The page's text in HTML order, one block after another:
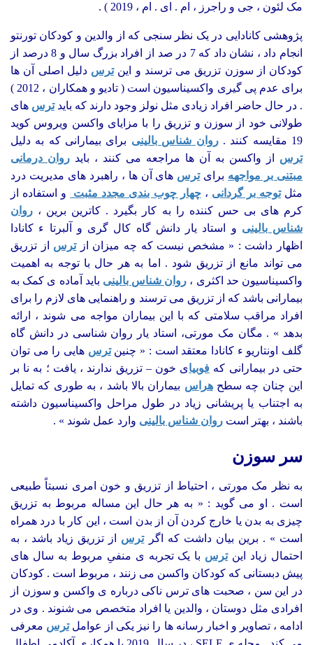
مک لئون ، جی و راجرز ، ام . ای . ام ، 2019 ) .
پژوهشی کانادایی در یک نظر سنجی که از والدین و کودکان تورنتو
انجام داد ، نشان داد که 7 در صد از افراد بزرگ سال و 8 درصد از
کودکان از سوزن تزریق می ترسند و اینترس دلیل اصلی آن ها
برای عدم پی گیری واکسیناسیون است ( تادیو و همکاران ، 2012 )
. در حال حاضر افراد زیادی مثل نولز وجود دارند که بایدترس های
طولانی خود از سوزن و تزریق را با مزایای واکسن ویروس کوید
19 مقایسه کنند .
روان شناس بالینی برای بیمارانی که به دلیل
ترس از واکسن به آن ها مراجعه می کنند ، باید روان درمانی
مبتنی بر مواجهه برایترس های آن ها ، راهبرد های مدیریت درد
مثلتوجه بر گردانی ،چهار چوب بندی مجدد مثبت
و استفاده از
کرم های بی حس کننده را به کار بگیرد . کاترین برین ، روان
شناس بالینی و استاد یار دانش گاه کال گری و آلبرتا ء کانادا
اظهار داشت : « مشخص نیست که چه میزان ازترس از تزریق
می­ تواند مانع از تزریق شود . اما به هر حال با توجه به اهمیت
واکسیناسیون حد اکثری ، روان شناس بالینی باید آماده ی کمک به
بیمارانی باشد که از تزریق می ترسند و راهنمایی های لازم را برای
افراد مراقب سلامتی که با این بیماران مواجه می شوند ، ارائه
بدهد » . مگان مک مورتی، استاد یار روان شناسی در دانش گاه
گلف اونتاریو ء کانادا معتقد است : « چنینترس هایی را می توان
حتی در بیمارانی که فوبیای خون – تزریق ندارند ، یافت ؛ به نا بر
این چنان چه سطحهراس بیماران بالا باشد ، به طوری که تمایل
به اجتناب یا پریشانی زیاد در طول مراحل واکسیناسیون داشته
باشند ، بهتر است روان شناس بالینی وارد عمل شوند » .
سر سوزن
به نظر مک مورتی ، احتیاط از تزریق و خون امری نسبتاً طبیعی
است . او می­ گوید : « به هر حال این مساله مربوط به تزریق
چیزی به بدن یا خارج کردن آن از بدن است ، این کار با درد همراه
است » . برین بیان داشت که اگرترس از تزریق زیاد باشد ، به
احتمال زیاد اینترس با یک تجربه ی منفیِ مربوط به سال های
پیش دبستانی که کودکان واکسن می زنند ، مربوط است . کودکان
در این سن ، صحبت های ترس ناکی درباره ی واکسن و سوزن از
افرادی مثل دوستان ، والدین یا افراد متخصص می شنوند . وی در
ادامه ، تصاویر و اخبار رسانه ها را نیز یکی از عواملترس معرفی